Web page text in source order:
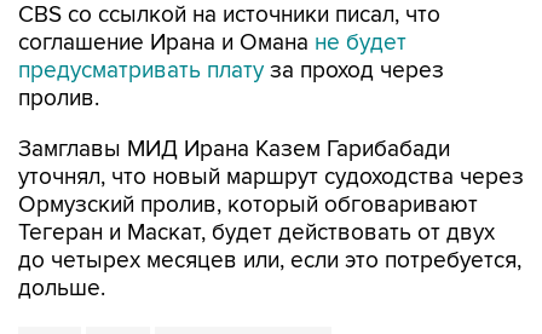
CBS со ссылкой на источники писал, что
соглашение Ирана и Омана не будет
предусматривать плату за проход через
пролив.
Замглавы МИД Ирана Казем Гарибабади
уточнял, что новый маршрут судоходства через
Ормузский пролив, который обговаривают
Тегеран и Маскат, будет действовать от двух
до четырех месяцев или, если это потребуется,
дольше.